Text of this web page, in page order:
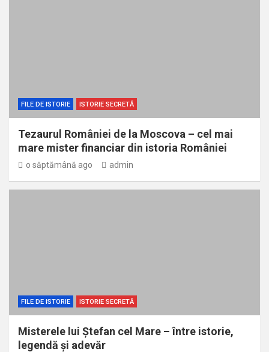
FILE DE ISTORIE ISTORIE SECRETĂ
Tezaurul României de la Moscova – cel mai
mare mister financiar din istoria României
o săptămână ago admin
FILE DE ISTORIE ISTORIE SECRETĂ
Misterele lui Ștefan cel Mare – între istorie,
legendă și adevăr